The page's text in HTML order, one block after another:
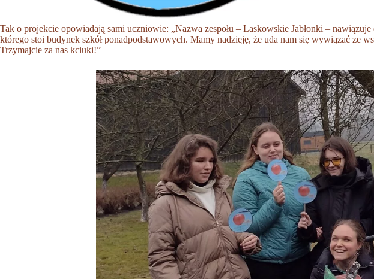
Tak o projekcie opowiadają sami uczniowie: „Nazwa zespołu – Laskowskie Jabłonki –
którego stoi budynek szkół ponadpodstawowych. Mamy nadzieję, że uda nam się wywiązać
Trzymajcie za nas kciuki!”